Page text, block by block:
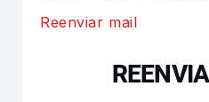
Reenviar mail